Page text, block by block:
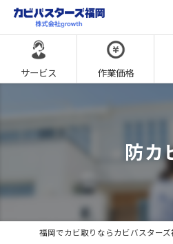
サービス 作業価格
防カ
福岡でカビ取りならカビバスターズ